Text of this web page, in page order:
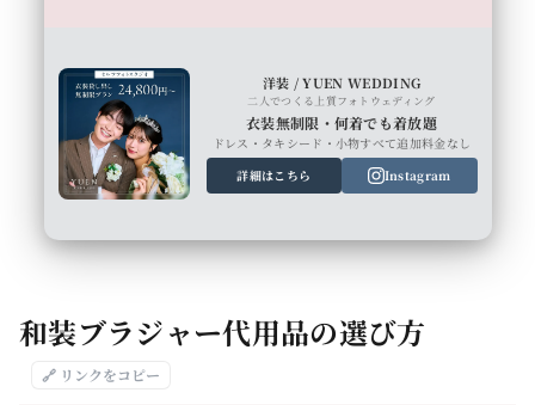
洋装 / YUEN WEDDING
二人でつくる上質フォトウェディング
衣装無制限・何着でも着放題
ドレス・タキシード・小物すべて追加料金なし
詳細はこちら
Instagram
和装ブラジャー代用品の選び方
🔗 リンクをコピー